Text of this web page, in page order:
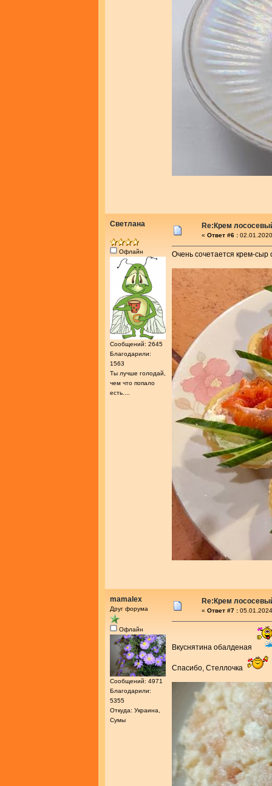
Светлана
Офлайн
Сообщений: 2645
Благодарили:
1563
Ты лучше голодай,
чем что попало
есть....
Re:Крем
« Ответ #6 :
Очень сочетается крем-сыр
mamalex
Друг форума
Офлайн
Сообщений: 4971
Благодарили:
5355
Откуда: Украина,
Сумы
Re:Крем
« Ответ #7 :
Вкуснятина обалденая
Спасибо, Стеллочка